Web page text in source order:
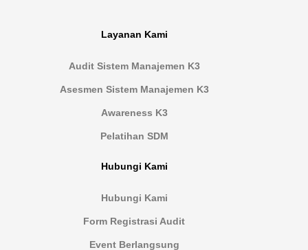
Layanan Kami
Audit Sistem Manajemen K3
Asesmen Sistem Manajemen K3
Awareness K3
Pelatihan SDM
Hubungi Kami
Hubungi Kami
Form Registrasi Audit
Event Berlangsung